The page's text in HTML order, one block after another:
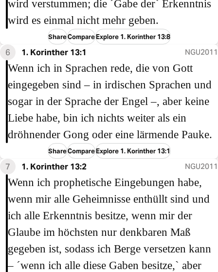
wird verstummen; die ´Gabe der` Erkenntnis
wird es einmal nicht mehr geben.
ShareCompareExplore 1. Korinther 13:8
6 1. Korinther 13:1 NGU2011
Wenn ich in Sprachen rede, die von Gott
eingegeben sind – in irdischen Sprachen und
sogar in der Sprache der Engel –, aber keine
Liebe habe, bin ich nichts weiter als ein
dröhnender Gong oder eine lärmende Pauke.
ShareCompareExplore 1. Korinther 13:1
7 1. Korinther 13:2 NGU2011
Wenn ich prophetische Eingebungen habe,
wenn mir alle Geheimnisse enthüllt sind und
ich alle Erkenntnis besitze, wenn mir der
Glaube im höchsten nur denkbaren Maß
gegeben ist, sodass ich Berge versetzen kann
– ´wenn ich alle diese Gaben besitze,` aber